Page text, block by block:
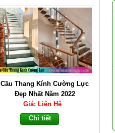
Cầu Thang Kính Cường Lực
Đẹp Nhất Năm 2022
Giá: Liên Hệ
Chi tiết